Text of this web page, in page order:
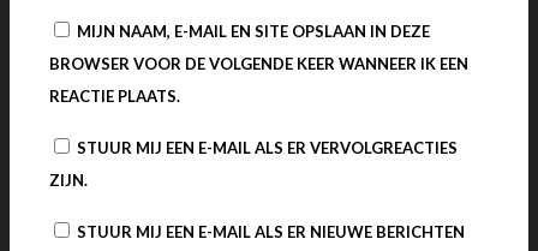
MIJN NAAM, E-MAIL EN SITE OPSLAAN IN DEZE
BROWSER VOOR DE VOLGENDE KEER WANNEER IK EEN
REACTIE PLAATS.
STUUR MIJ EEN E-MAIL ALS ER VERVOLGREACTIES
ZIJN.
STUUR MIJ EEN E-MAIL ALS ER NIEUWE BERICHTEN